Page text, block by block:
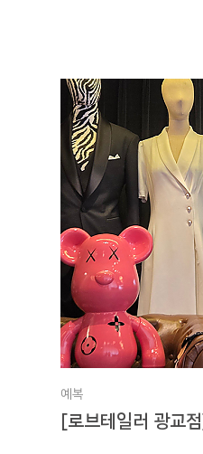
예복
[로브테일러 광교